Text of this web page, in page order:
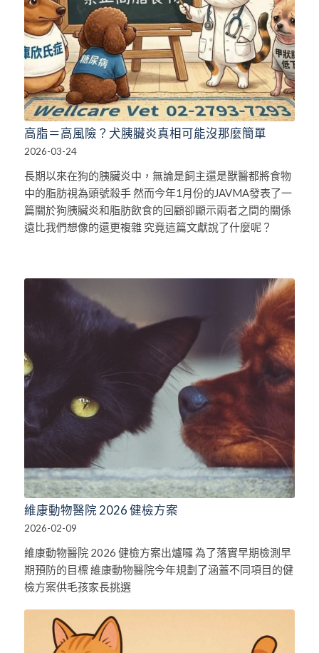
高脂＝高風險？犬胰臟炎真相可能沒那麼簡單
2026-03-24
長期以來在狗的胰臟炎中，無論是飼主還是獸醫都將食物
中的脂肪視為頭號殺手 然而今年1月份的JAVMA發表了一
篇關於狗胰臟炎和脂肪飲食的回顧卻顯示兩者之間的關係
遠比我們想像的還更複雜 究竟這篇文獻說了什麼呢？
維康動物醫院 2026 健檢方案
2026-02-09
維康動物醫院 2026 健檢方案出爐囉 為了落實早期檢測早
期預防的目標 維康動物醫院今年規劃了涵蓋不同項目的健
檢方案供毛孩家長挑選